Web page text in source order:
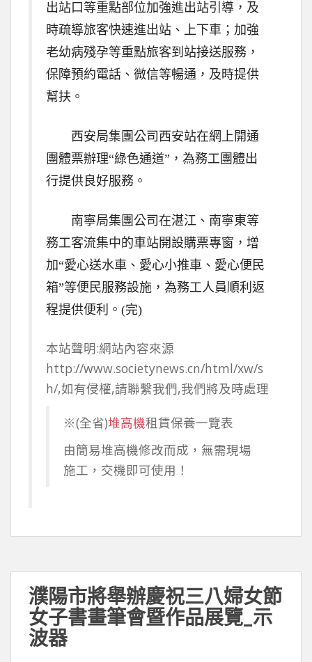
出站口等重點部位加強進出站引導，及
時疏導旅客快速進出站、上下車；加強
老幼病殘孕等重點旅客到站接送服務，
保障預約電話、微信等暢通，及時提供
幫扶。
西安局集團公司西安站在網上開通
團體票辦理“綠色通道”，為務工團體出
行提供良好服務。
南寧局集團公司在湛江、南寧東等
務工客流集中的車站開設購票專窗，增
加“愛心送水車、愛心小推車、愛心便民
箱”等便民服務設施，為務工人員順利返
程提供便利。(完)
本站聲明:網站內容來源
http://www.societynews.cn/html/xw/s
h/,如有侵權,請聯繫我們,我們將及時處理
※(全省)堆高機租賃保養一覽表
由簡易堆高機修改而成，無需現場
施工，交機即可使用！
濮陽市將舉辦慶祝三八婦女節
女子書畫筆會暨作品展覽_示
波器